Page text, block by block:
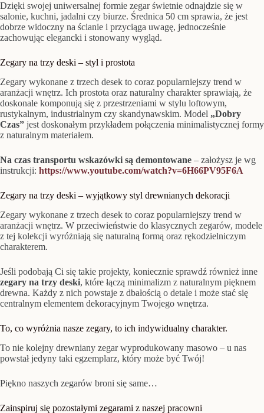
Dzięki swojej uniwersalnej formie zegar świetnie odnajdzie się w
salonie, kuchni, jadalni czy biurze. Średnica 50 cm sprawia, że jest
dobrze widoczny na ścianie i przyciąga uwagę, jednocześnie
zachowując elegancki i stonowany wygląd.
Zegary na trzy deski – styl i prostota
Zegary wykonane z trzech desek to coraz popularniejszy trend w
aranżacji wnętrz. Ich prostota oraz naturalny charakter sprawiają, że
doskonale komponują się z przestrzeniami w stylu loftowym,
rustykalnym, industrialnym czy skandynawskim. Model „Dobry
Czas” jest doskonałym przykładem połączenia minimalistycznej formy
z naturalnym materiałem.
Na czas transportu wskazówki są demontowane – założysz je wg
instrukcji: https://www.youtube.com/watch?v=6H66PV95F6A
Zegary na trzy deski – wyjątkowy styl drewnianych dekoracji
Zegary wykonane z trzech desek to coraz popularniejszy trend w
aranżacji wnętrz. W przeciwieństwie do klasycznych zegarów, modele
z tej kolekcji wyróżniają się naturalną formą oraz rękodzielniczym
charakterem.
Jeśli podobają Ci się takie projekty, koniecznie sprawdź również inne
zegary na trzy deski, które łączą minimalizm z naturalnym pięknem
drewna. Każdy z nich powstaje z dbałością o detale i może stać się
centralnym elementem dekoracyjnym Twojego wnętrza.
To, co wyróżnia nasze zegary, to ich indywidualny charakter.
To nie kolejny drewniany zegar wyprodukowany masowo – u nas
powstał jedyny taki egzemplarz, który może być Twój!
Piękno naszych zegarów broni się same…
Zainspiruj się pozostałymi zegarami z naszej pracowni